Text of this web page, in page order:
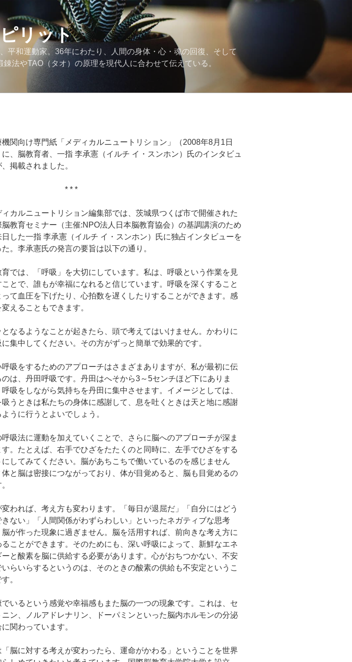
リット
平和運動家。36年にわたり、人間の身体・心・魂の回復、そして
法やTAO（タオ）の原理を現代人に合わせて伝えている。
機関向け専門紙「メディカルニュートリション」（2008年8月1日
に、脳教育者、一指 李承憲（イルチ イ・スンホン）氏のインタビュ
、掲載されました。
* *
ィカルニュートリション編集部では、茨城県つくば市で開催された
脳教育セミナー（主催:NPO法人日本脳教育協会）の基調講演のため
日した一指 李承憲（イルチ イ・スンホン）氏に独占インタビューを
。李承憲氏の発言の要旨は以下の通り。
育では、「呼吸」を大切にしています。私は、呼吸という作業を見
ことで、誰もが幸福になれると信じています。呼吸を深くすること
って血圧を下げたり、心拍数を遅くしたりすることができます。感
えることもできます。
となるようなことが起きたら、頭で考えてはいけません。かわりに
に集中してください。その方がずっと簡単で効果的です。
呼吸をするためのアプローチはさまざまありますが、私が最初に伝
のは、丹田呼吸です。丹田はへそから3～5センチほど下にありま
呼吸をしながら気持ちを丹田に集中させます。イメージとしては、
吸うときは私たちの身体に感謝して、息を吐くときは天と地に感謝
うに行うとよいでしょう。
呼吸法に運動を加えていくことで、さらに脳へのアプローチが深ま
す。たとえば、右手でひざをたたくのと同時に、左手でひざをする
にしてみてください。脳があちこちで働いているのを感じません
体と脳は密接につながっており、体が目覚めると、脳も目覚めるの
変われば、考え方も変わります。「毎日が退屈だ」「自分にはどう
きない」「人間関係がわずらわしい」といったネガティブな思考
脳が作った現象に過ぎません。脳を活用すれば、前向きな考え方に
ることができます。そのためにも、深い呼吸によって、新鮮なエネ
ーと酸素を脳に供給する必要があります。心がおちつかない、不安
いらいらするというのは、そのときの酸素の供給も不安定というこ
。
でいるという感覚や幸福感もまた脳の一つの現象です。これは、セ
ニン、ノルアドレナリン、ドーパミンといった脳内ホルモンの分泌
関わっています。
「脳に対する考えが変わったら、運命がかわる」ということを世界